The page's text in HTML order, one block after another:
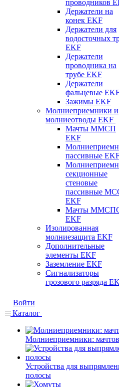
проводников
Держатели на
конек EKF
Держатели для
водосточных
EKF
Держатели
проводника на
трубе EKF
Держатели
фальцевые
Зажимы EKF
Молниеприемники и
молниеотводы EKF
Мачты ММСП
EKF
пассивные
секционные
стеновые
пассивные
EKF
Мачты
EKF
Изолированная
молниезащита EKF
Дополнительные
элементы EKF
Заземление EKF
Сигнализаторы
грозового разряда
Войти
Каталог
Молниеприемники:
Устройства для
полосы